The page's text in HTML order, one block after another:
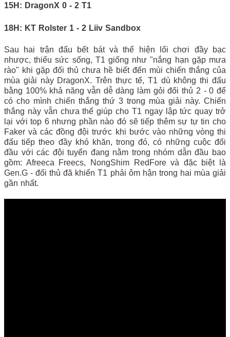
15H: DragonX 0 - 2 T1
18H: KT Rolster 1 - 2 Liiv Sandbox
Sau hai trận đấu bết bát và thể hiện lối chơi đầy bạc
nhược, thiếu sức sống, T1 giống như "nắng hạn gặp mưa
rào" khi gặp đối thủ chưa hề biết đến mùi chiến thắng của
mùa giải này DragonX. Trên thực tế, T1 dù không thi đấu
bằng 100% khả năng vẫn dễ dàng làm gỏi đối thủ 2 - 0 để
có cho mình chiến thắng thứ 3 trong mùa giải này. Chiến
thắng này vẫn chưa thể giúp cho T1 ngay lập tức quay trở
lại với top 6 nhưng phần nào đó sẽ tiếp thêm sự tự tin cho
Faker và các đồng đội trước khi bước vào những vòng thi
đấu tiếp theo đầy khó khăn, trong đó, có những cuộc đối
đầu với các đội tuyển đang nằm trong nhóm dẫn đầu bao
gồm: Afreeca Freecs, NongShim RedFore và đặc biệt là
Gen.G - đối thủ đã khiến T1 phải ôm hận trong hai mùa giải
gần nhất.